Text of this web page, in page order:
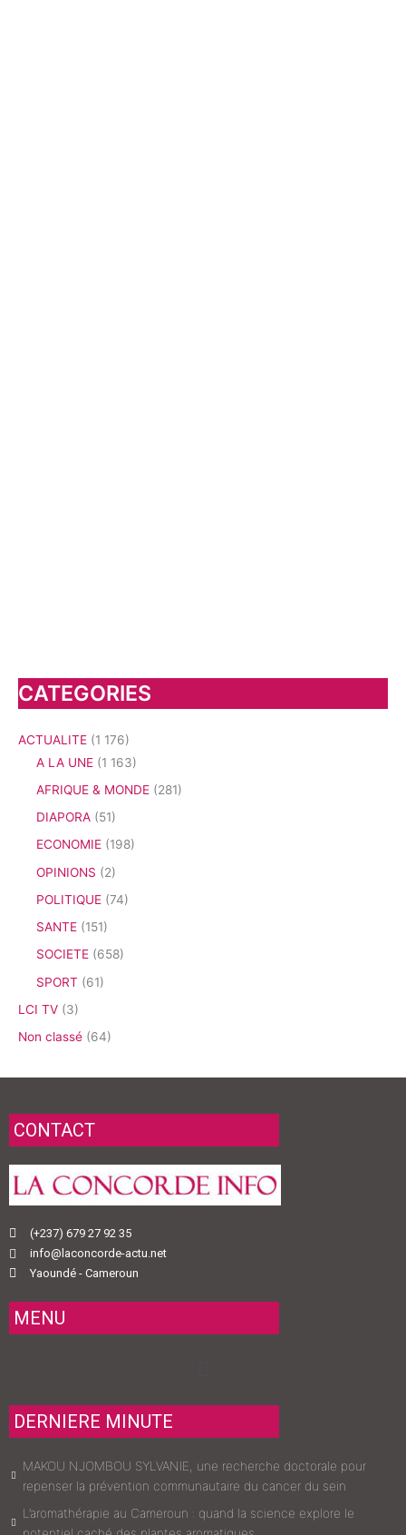
CATEGORIES
ACTUALITE (1 176)
A LA UNE (1 163)
AFRIQUE & MONDE (281)
DIAPORA (51)
ECONOMIE (198)
OPINIONS (2)
POLITIQUE (74)
SANTE (151)
SOCIETE (658)
SPORT (61)
LCI TV (3)
Non classé (64)
CONTACT
(+237) 679 27 92 35
info@laconcorde-actu.net
Yaoundé - Cameroun
MENU
DERNIERE MINUTE
MAKOU NJOMBOU SYLVANIE, une recherche doctorale pour
repenser la prévention communautaire du cancer du sein
L’aromathérapie au Cameroun : quand la science explore le